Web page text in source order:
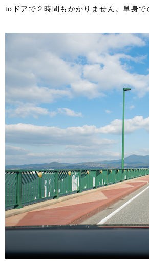
toドアで２時間もかかりません。単身